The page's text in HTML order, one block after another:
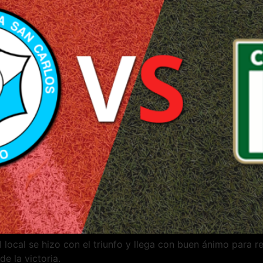
se hizo con el triunfo y llega con buen ánimo para
la victoria.